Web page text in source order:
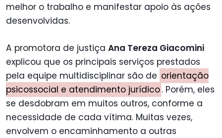
melhor o trabalho e manifestar apoio às ações
desenvolvidas.
A promotora de justiça Ana Tereza Giacomini
explicou que os principais serviços prestados
pela equipe multidisciplinar são de orientação
psicossocial e atendimento jurídico. Porém, eles
se desdobram em muitos outros, conforme a
necessidade de cada vítima. Muitas vezes,
envolvem o encaminhamento a outras